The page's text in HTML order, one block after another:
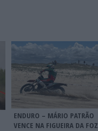
ENDURO – MÁRIO PATRÃO
VENCE NA FIGUEIRA DA FOZ